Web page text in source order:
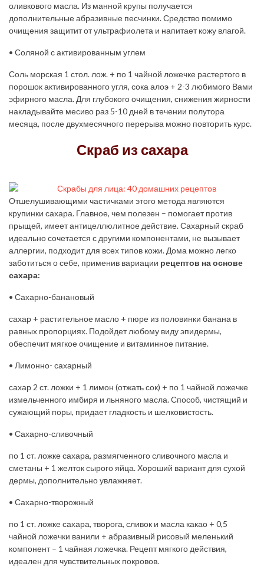
оливкового масла. Из манной крупы получается
дополнительные абразивные песчинки. Средство помимо
очищения защитит от ультрафиолета и напитает кожу влагой.
• Соляной с активированным углем
Соль морская 1 стол. лож. + по 1 чайной ложечке растертого в
порошок активированного угля, сока алоэ + 2-3 любимого Вами
эфирного масла. Для глубокого очищения, снижения жирности
накладывайте месиво раз 5-10 дней в течении полутора
месяца, после двухмесячного перерыва можно повторить курс.
Скраб из сахара
Отшелушивающими частичками этого метода являются
крупинки сахара. Главное, чем полезен – помогает против
прыщей, имеет антицеллюлитное действие. Сахарный скраб
идеально сочетается с другими компонентами, не вызывает
аллергии, подходит для всех типов кожи. Дома можно легко
заботиться о себе, применив вариации рецептов на основе
сахара:
• Сахарно-банановый
сахар + растительное масло + пюре из половинки банана в
равных пропорциях. Подойдет любому виду эпидермы,
обеспечит мягкое очищение и витаминное питание.
• Лимонно- сахарный
сахар 2 ст. ложки + 1 лимон (отжать сок) + по 1 чайной ложечке
измельченного имбиря и льняного масла. Способ, чистящий и
сужающий поры, придает гладкость и шелковистость.
• Сахарно-сливочный
по 1 ст. ложке сахара, размягченного сливочного масла и
сметаны + 1 желток сырого яйца. Хороший вариант для сухой
дермы, дополнительно увлажняет.
• Сахарно-творожный
по 1 ст. ложке сахара, творога, сливок и масла какао + 0,5
чайной ложечки ванили + абразивный рисовый меленький
компонент – 1 чайная ложечка. Рецепт мягкого действия,
идеален для чувствительных покровов.